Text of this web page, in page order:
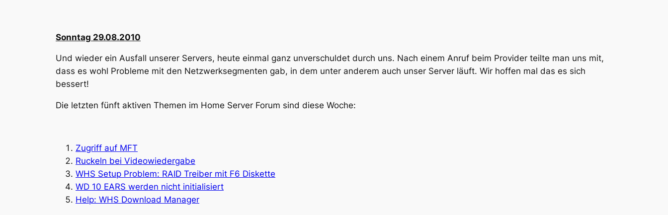
Sonntag 29.08.2010
Und wieder ein Ausfall unserer Servers, heute einmal ganz unverschuldet durch uns. Nach einem Anruf beim Provider teilte man uns mit,
dass es wohl Probleme mit den Netzwerksegmenten gab, in dem unter anderem auch unser Server läuft. Wir hoffen mal das es sich
bessert!
Die letzten fünft aktiven Themen im Home Server Forum sind diese Woche:
Zugriff auf MFT
Ruckeln bei Videowiedergabe
WHS Setup Problem: RAID Treiber mit F6 Diskette
WD 10 EARS werden nicht initialisiert
Help: WHS Download Manager